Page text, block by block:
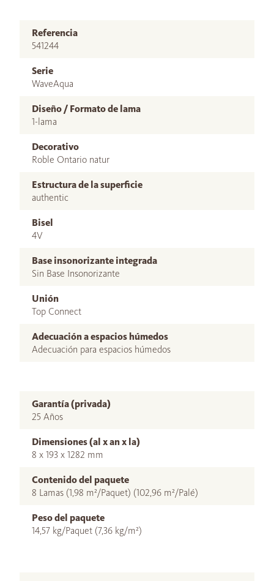
Referencia
541244
Serie
WaveAqua
Diseño / Formato de lama
1-lama
Decorativo
Roble Ontario natur
Estructura de la superficie
authentic
Bisel
4V
Base insonorizante integrada
Sin Base Insonorizante
Unión
Top Connect
Adecuación a espacios húmedos
Adecuación para espacios húmedos
Garantía (privada)
25 Años
Dimensiones (al x an x la)
8 x 193 x 1282 mm
Contenido del paquete
8 Lamas (1,98 m²/Paquet) (102,96 m²/Palé)
Peso del paquete
14,57 kg/Paquet (7,36 kg/m²)